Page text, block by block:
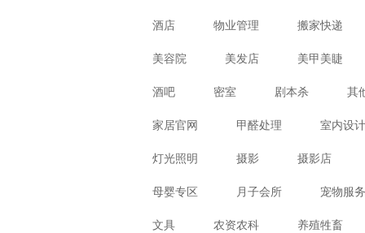
酒店 物业管理 搬家快递
美容院 美发店 美甲美睫
酒吧 密室 剧本杀 其
家居官网 甲醛处理 室内设计
灯光照明 摄影 摄影店
母婴专区 月子会所 宠物服务
文具 农资农科 养殖牲畜